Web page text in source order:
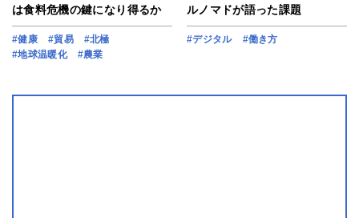
は食料危機の鍵になり得るか
#健康 #貿易
#北極
#地球温暖化
#農業
ルノマドが語った課題
#デジタル #働き方